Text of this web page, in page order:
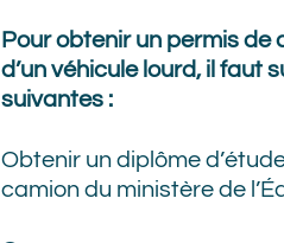
Pour obtenir un permis
d’un véhicule lourd, il faut
suivantes :
Obtenir un diplôme
camion du ministère de